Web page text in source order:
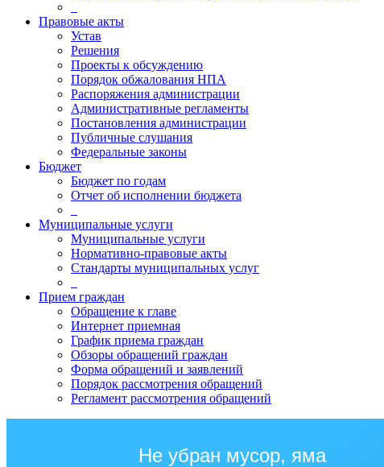
Правовые акты
Устав
Решения
Проекты к обсуждению
Порядок обжалования НПА
Распоряжения администрации
Административные регламенты
Постановления администрации
Публичные слушания
Федеральные законы
Бюджет
Бюджет по годам
Отчет об исполнении бюджета
Муниципальные услуги
Муниципальные услуги
Нормативно-правовые акты
Стандарты муниципальных услуг
Прием граждан
Обращение к главе
Интернет приемная
График приема граждан
Обзоры обращений граждан
Форма обращений и заявлений
Порядок рассмотрения обращений
Регламент рассмотрения обращений
Не убран мусор, яма